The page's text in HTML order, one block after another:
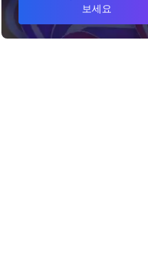
보세요